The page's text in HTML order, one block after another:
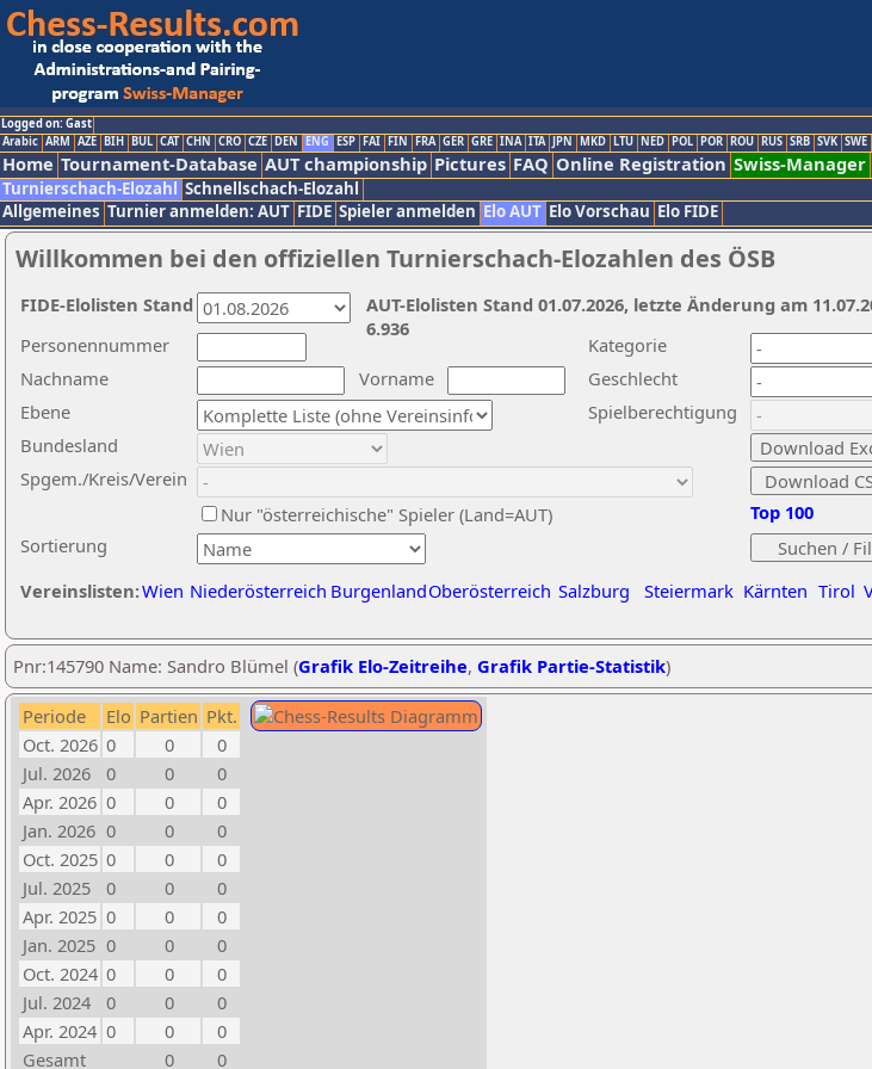
Logged on: Gast
Arabic ARM AZE BIH BUL CAT CHN CRO CZE DEN ENG ESP FAI FIN FRA GER GRE INA ITA JPN MKD LTU NED POL POR ROU RUS SRB SVK SWE
Home Tournament-Database AUT championship Pictures FAQ Online Registration Swiss-Manager
Turnierschach-Elozahl Schnellschach-Elozahl
Allgemeines Turnier anmelden: AUT FIDE Spieler anmelden Elo AUT Elo Vorschau Elo FIDE
Willkommen bei den offiziellen Turnierschach-Elozahlen des ÖSB
Nachname
Vorname
Ebene
Kategorie
Sortierung
Personennummer
Bundesland
Spgem./Kreis/Verein
Geschlecht
Nur "österreichische" Spieler (Land=AUT)
Spielberechtigung
Vereinslisten:Wien Niederösterreich BurgenlandOberösterreich Salzburg Steiermark Kärnten Tirol
Top 100
AUT-Elolisten Stand 01.07.2026, letzte Änderung am
6.936
FIDE-Elolisten Stand
Pnr:145790 Name: Sandro Blümel (Grafik Elo-Zeitreihe, Grafik Partie-Statistik)
Periode Elo Partien Pkt.
Oct. 2026 0 0
0
Jul. 2026
0 0
0
Apr. 2026 0 0
0
Jan. 2026 0 0
0
Oct. 2025 0 0
0
Jul. 2025
0 0
0
Apr. 2025 0 0
0
Jan. 2025 0 0
0
Oct. 2024 0 0
0
Jul. 2024
0 0
0
Apr. 2024 0 0
0
Gesamt
0 0